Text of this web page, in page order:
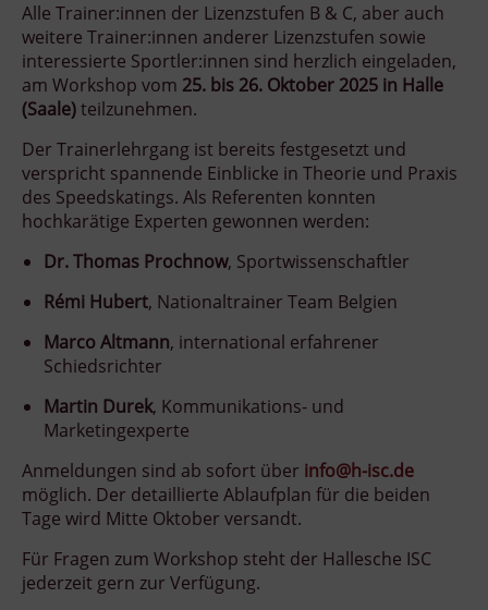
Alle Trainer:innen der Lizenzstufen B & C, aber auch
weitere Trainer:innen anderer Lizenzstufen sowie
interessierte Sportler:innen sind herzlich eingeladen,
am Workshop vom 25. bis 26. Oktober 2025 in Halle
(Saale)teilzunehmen.
Der Trainerlehrgang ist bereits festgesetzt und
verspricht spannende Einblicke in Theorie und Praxis
des Speedskatings. Als Referenten konnten
hochkarätige Experten gewonnen werden:
Dr. Thomas Prochnow, Sportwissenschaftler
Rémi Hubert, Nationaltrainer Team Belgien
Marco Altmann, international erfahrener
Schiedsrichter
Martin Durek, Kommunikations- und
Marketingexperte
Anmeldungen sind ab sofort über info@h-isc.de
möglich. Der detaillierte Ablaufplan für die beiden
Tage wird Mitte Oktober versandt.
Für Fragen zum Workshop steht der Hallesche ISC
jederzeit gern zur Verfügung.